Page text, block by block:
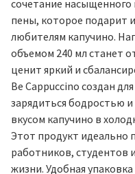
сочетание
пены, которое подарит
любителям капучино.
объемом 240 мл станет
ценит яркий и
Be Cappuccino создан
зарядиться бодростью и
вкусом капучино в
Этот продукт идеально
работников, студентов
жизни. Удобная